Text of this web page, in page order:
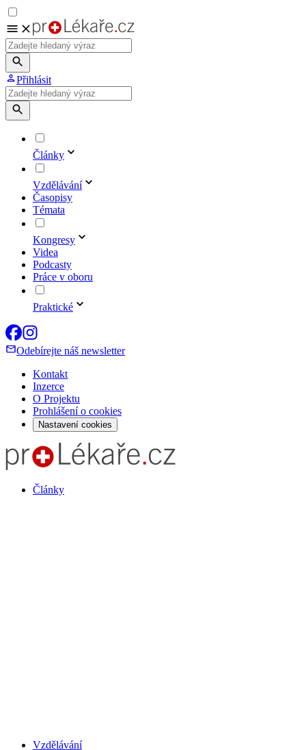
Přihlásit
Články
Vzdělávání
Časopisy
Témata
Kongresy
Videa
Podcasty
Práce v oboru
Praktické
Odebírejte náš newsletter
Kontakt
Inzerce
O Projektu
Prohlášení o cookies
Nastavení cookies
Články
Vzdělávání